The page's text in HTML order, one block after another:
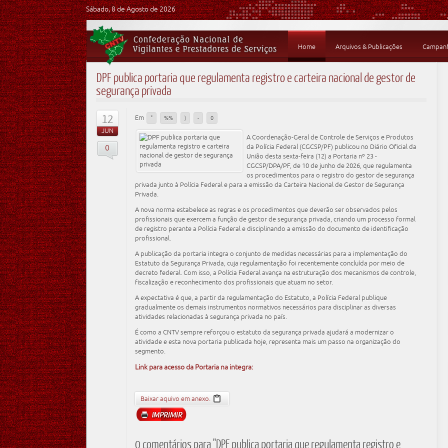
Sábado, 8 de Agosto de 2026
Home Arquivos & Publicações
DPF publica portaria que regulamenta registro e carteira nacional de gestor de
segurança privada
12
JUN
0
Em " %% ) - 0
A Coordenação-Geral de Controle de Serviços e Produtos
da Polícia Federal (CGCSP/PF) publicou no Diário Oficial da
União desta sexta-feira (12) a Portaria nº 23 -
CGCSP/DPA/PF, de 10 de junho de 2026, que regulamenta
os procedimentos para o registro do gestor de segurança
privada junto à Polícia Federal e para a emissão da Carteira Nacional de Gestor de Segurança
Privada.
A nova norma estabelece as regras e os procedimentos que deverão ser observados pelos
profissionais que exercem a função de gestor de segurança privada, criando um processo formal
de registro perante a Polícia Federal e disciplinando a emissão do documento de identificação
profissional.
A publicação da portaria integra o conjunto de medidas necessárias para a implementação do
Estatuto da Segurança Privada, cuja regulamentação foi recentemente concluída por meio de
decreto federal. Com isso, a Polícia Federal avança na estruturação dos mecanismos de controle,
fiscalização e reconhecimento dos profissionais que atuam no setor.
A expectativa é que, a partir da regulamentação do Estatuto, a Polícia Federal publique
gradualmente os demais instrumentos normativos necessários para disciplinar as diversas
atividades relacionadas à segurança privada no país.
É como a CNTV sempre reforçou o estatuto da segurança privada ajudará a modernizar o
atividade e esta nova portaria publicada hoje, representa mais um passo na organização do
segmento.
Link para acesso da Portaria na integra:
Baixar aquivo em anexo.
0 comentários para "DPF publica portaria que regulamenta registro e